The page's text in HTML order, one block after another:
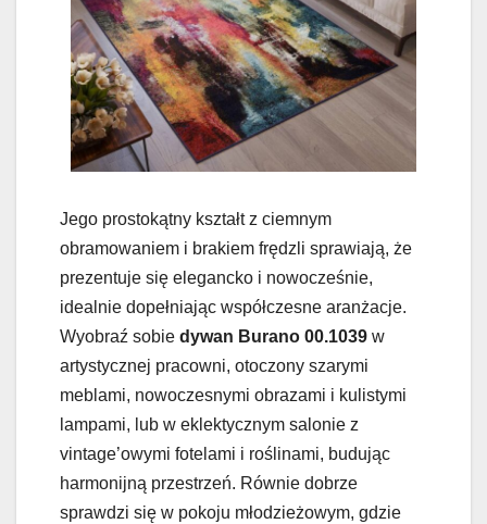
Jego prostokątny kształt z ciemnym
obramowaniem i brakiem frędzli sprawiają, że
prezentuje się elegancko i nowocześnie,
idealnie dopełniając współczesne aranżacje.
Wyobraź sobie dywan Burano 00.1039 w
artystycznej pracowni, otoczony szarymi
meblami, nowoczesnymi obrazami i kulistymi
lampami, lub w eklektycznym salonie z
vintage’owymi fotelami i roślinami, budując
harmonijną przestrzeń. Równie dobrze
sprawdzi się w pokoju młodzieżowym, gdzie